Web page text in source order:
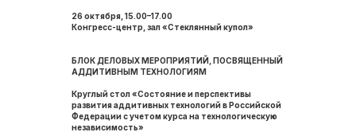
26 октября, 15.00–17.00
Конгресс-центр, зал «Стеклянный купол»
БЛОК ДЕЛОВЫХ МЕРОПРИЯТИЙ, ПОСВЯЩЕННЫЙ
АДДИТИВНЫМ ТЕХНОЛОГИЯМ
Круглый стол «Состояние и перспективы
развития аддитивных технологий в Российской
Федерации с учетом курса на технологическую
независимость»